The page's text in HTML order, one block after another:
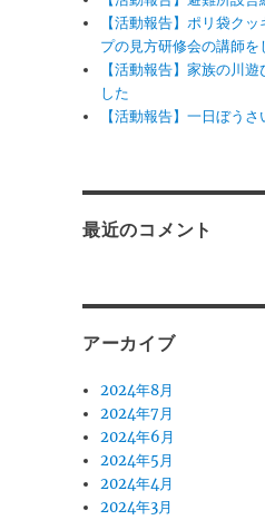
【活動報告】ポリ袋ク
プの見方研修会の講師を
【活動報告】家族の川
した
【活動報告】一日ぼう
最近のコメント
アーカイブ
2024年8月
2024年7月
2024年6月
2024年5月
2024年4月
2024年3月